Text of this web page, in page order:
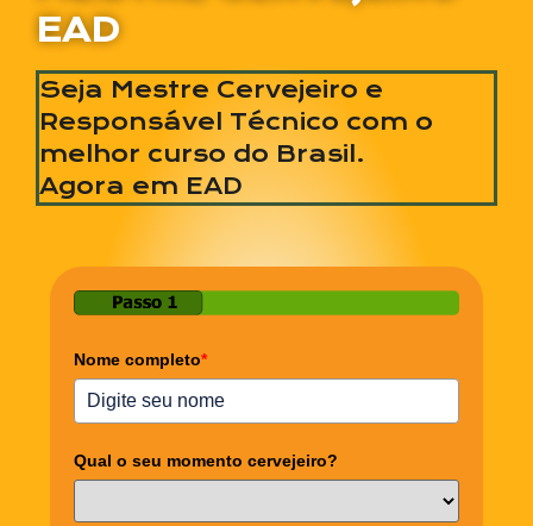
EAD
Seja Mestre Cervejeiro e
Responsável Técnico com o
melhor curso do Brasil.
Agora em EAD
Nome completo*
Qual o seu momento cervejeiro?